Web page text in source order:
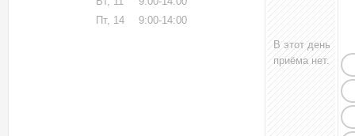
Пт, 14
9:00-14:00
В этот день
приёма нет.